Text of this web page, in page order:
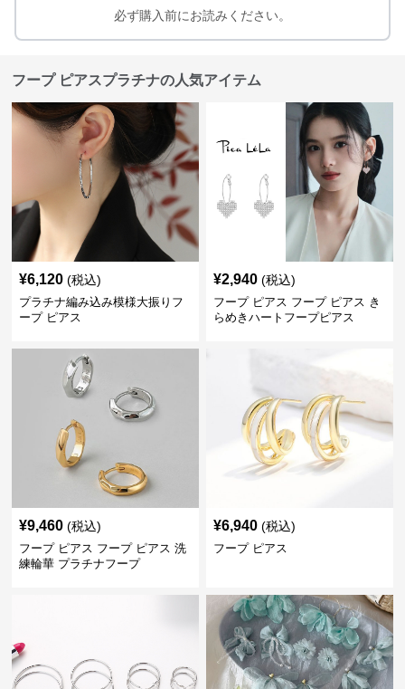
必ず購入前にお読みください。
フープ ピアスプラチナの人気アイテム
¥6,120 (税込)
プラチナ編み込み模様大振りフ
ープ ピアス
¥2,940 (税込)
フープ ピアス フープ ピアス き
らめきハートフープピアス
¥9,460 (税込)
フープ ピアス フープ ピアス 洗
練輪華 プラチナフープ
¥6,940 (税込)
フープ ピアス